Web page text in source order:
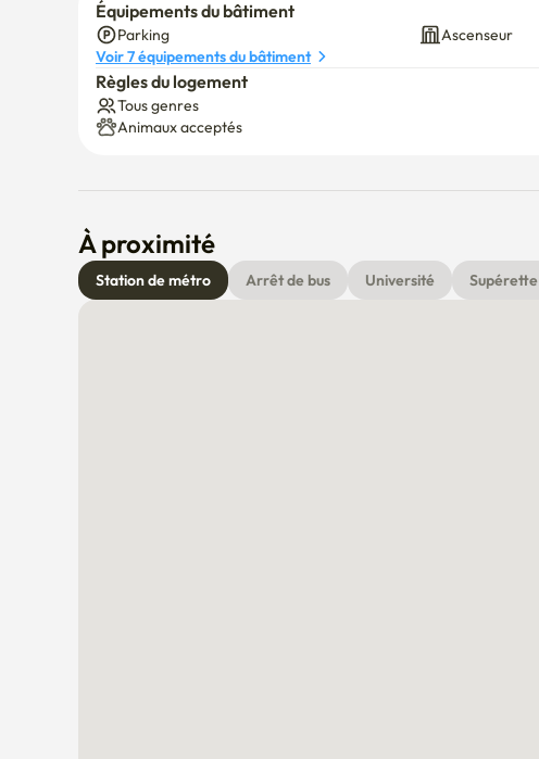
Équipements du bâtiment
Parking Ascenseur
Voir 7 équipements du bâtiment
Règles du logement
Tous genres
Animaux acceptés
À proximité
Station de métro Arrêt de bus Université Supérette